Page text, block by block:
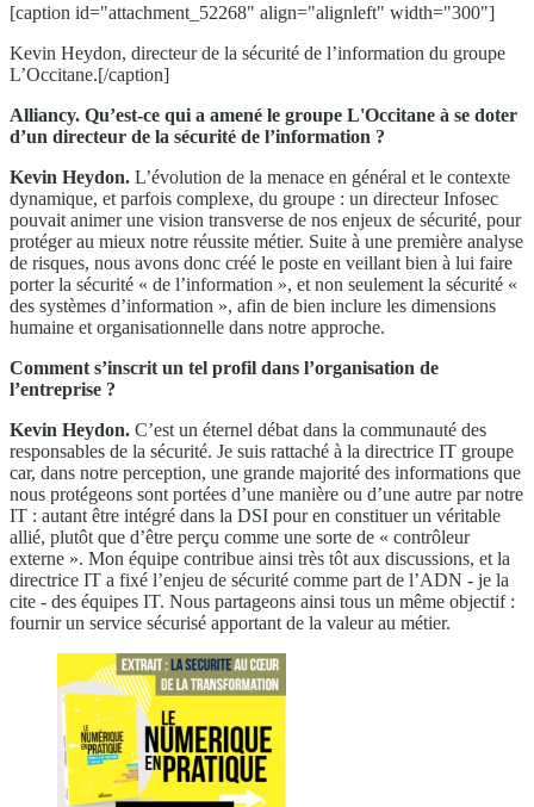
[caption id="attachment_52268" align="alignleft" width="300"]
Kevin Heydon, directeur de la sécurité de l’information du groupe
L’Occitane.[/caption]
Alliancy. Qu’est-ce qui a amené le groupe L'Occitane à se doter
d’un directeur de la sécurité de l’information ?
Kevin Heydon. L’évolution de la menace en général et le contexte
dynamique, et parfois complexe, du groupe : un directeur Infosec
pouvait animer une vision transverse de nos enjeux de sécurité, pour
protéger au mieux notre réussite métier. Suite à une première analyse
de risques, nous avons donc créé le poste en veillant bien à lui faire
porter la sécurité « de l’information », et non seulement la sécurité «
des systèmes d’information », afin de bien inclure les dimensions
humaine et organisationnelle dans notre approche.
Comment s’inscrit un tel profil dans l’organisation de
l’entreprise ?
Kevin Heydon. C’est un éternel débat dans la communauté des
responsables de la sécurité. Je suis rattaché à la directrice IT groupe
car, dans notre perception, une grande majorité des informations que
nous protégeons sont portées d’une manière ou d’une autre par notre
IT : autant être intégré dans la DSI pour en constituer un véritable
allié, plutôt que d’être perçu comme une sorte de « contrôleur
externe ». Mon équipe contribue ainsi très tôt aux discussions, et la
directrice IT a fixé l’enjeu de sécurité comme part de l’ADN - je la
cite - des équipes IT. Nous partageons ainsi tous un même objectif :
fournir un service sécurisé apportant de la valeur au métier.